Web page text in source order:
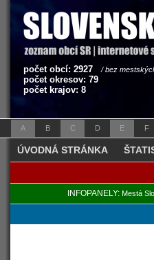
počet obcí: 2927 / bez
počet okresov: 79
počet krajov: 8
A B C D E F
ÚVODNÁ STRÁNKA
INFOPANELY: Mestá